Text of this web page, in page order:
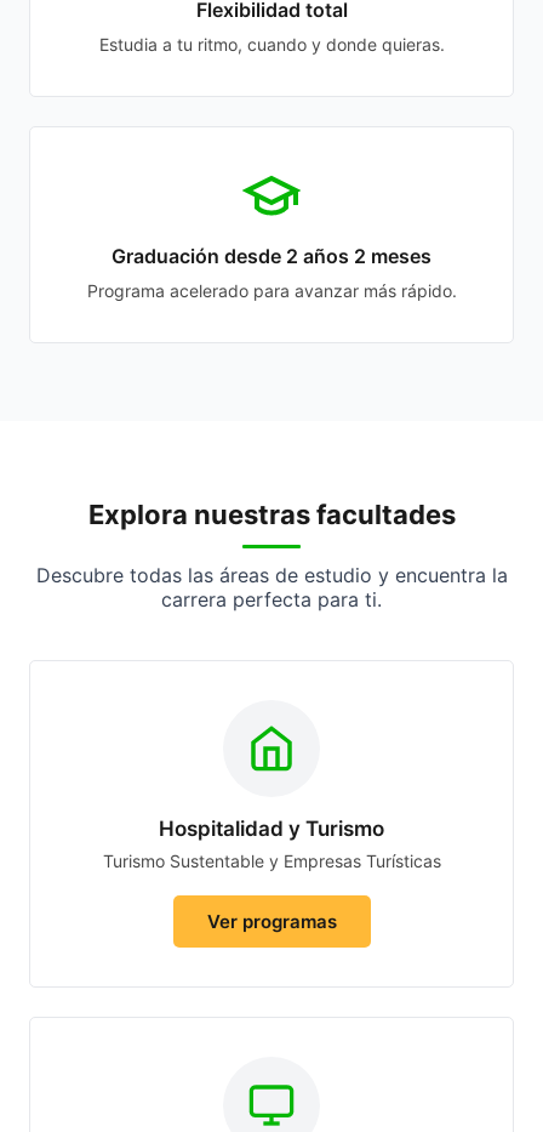
Flexibilidad total
Estudia a tu ritmo, cuando y donde quieras.
Graduación desde 2 años 2 meses
Programa acelerado para avanzar más rápido.
Explora nuestras facultades
Descubre todas las áreas de estudio y encuentra la
carrera perfecta para ti.
Hospitalidad y Turismo
Turismo Sustentable y Empresas Turísticas
Ver programas